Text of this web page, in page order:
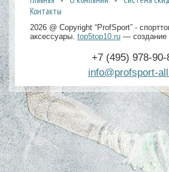
Контакты
2026 @ Copyright “ProfSport” -
аксессуары. top5top10.ru — создание
+7 (495) 978-90-
info@profsport-